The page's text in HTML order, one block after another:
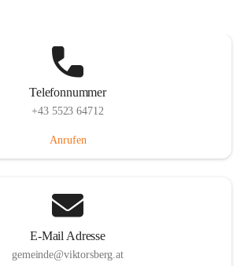
Telefonnummer
+43 5523 64712
Anrufen
E-Mail Adresse
gemeinde@viktorsberg.at